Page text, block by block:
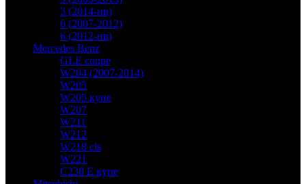
3 (2014-нв)
6 (2007-2012)
6 (2012-нв)
Mercedes Benz
GLE coupe
W204 (2007-2014)
W205
W205 купе
W207
W211
W212
W218 cls
W221
C238 E купе